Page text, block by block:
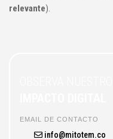
relevante).
EMAIL DE CONTACTO
info@mitotem.co